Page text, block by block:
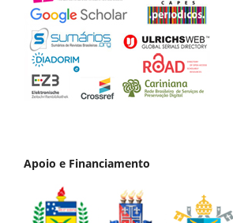
Apoio e Financiamento